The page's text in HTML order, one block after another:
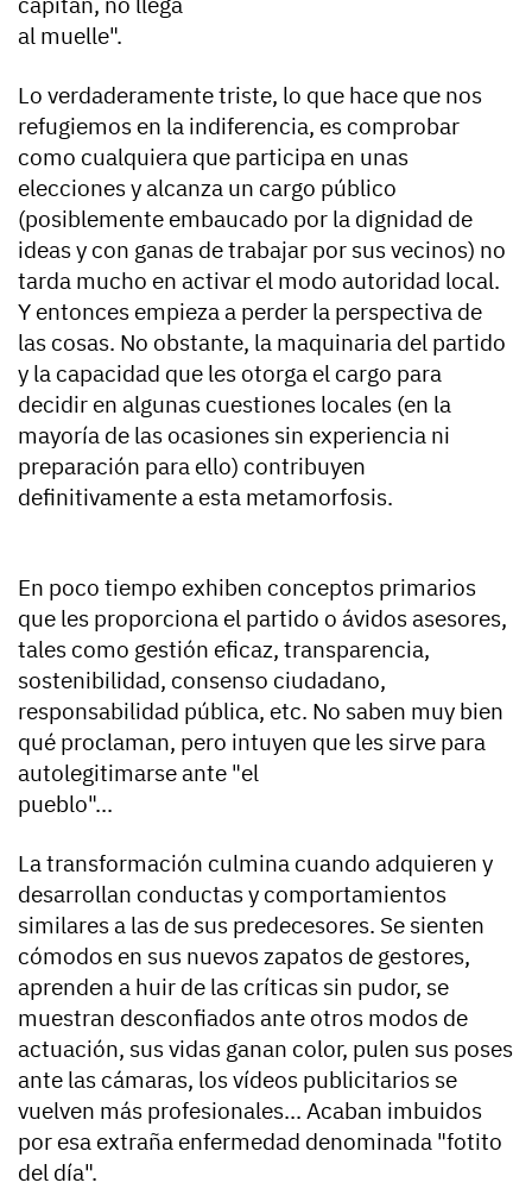
al muelle".
Lo verdaderamente triste, lo que hace que nos
refugiemos en la indiferencia, es comprobar
como cualquiera que participa en unas
elecciones y alcanza un cargo público
(posiblemente embaucado por la dignidad de
ideas y con ganas de trabajar por sus vecinos) no
tarda mucho en activar el modo autoridad local.
Y entonces empieza a perder la perspectiva de
las cosas. No obstante, la maquinaria del partido
y la capacidad que les otorga el cargo para
decidir en algunas cuestiones locales (en la
mayoría de las ocasiones sin experiencia ni
preparación para ello) contribuyen
definitivamente a esta metamorfosis.
En poco tiempo exhiben conceptos primarios
que les proporciona el partido o ávidos asesores,
tales como gestión eficaz, transparencia,
sostenibilidad, consenso ciudadano,
responsabilidad pública, etc. No saben muy bien
qué proclaman, pero intuyen que les sirve para
autolegitimarse ante "el
pueblo"...
La transformación culmina cuando adquieren y
desarrollan conductas y comportamientos
similares a las de sus predecesores. Se sienten
cómodos en sus nuevos zapatos de gestores,
aprenden a huir de las críticas sin pudor, se
muestran desconfiados ante otros modos de
actuación, sus vidas ganan color, pulen sus poses
ante las cámaras, los vídeos publicitarios se
vuelven más profesionales... Acaban imbuidos
por esa extraña enfermedad denominada "fotito
del día".